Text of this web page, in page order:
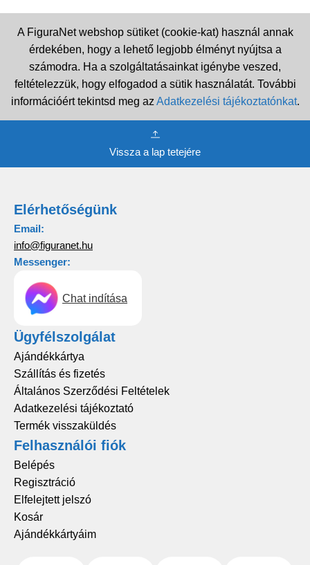
A FiguraNet webshop sütiket (cookie-kat) használ annak
érdekében, hogy a lehető legjobb élményt nyújtsa a
számodra. Ha a szolgáltatásainkat igénybe veszed,
feltételezzük, hogy elfogadod a sütik használatát. További
információért tekintsd meg az Adatkezelési tájékoztatónkat.
Vissza a lap tetejére
Elérhetőségünk
Email:
info@figuranet.hu
Messenger:
Chat indítása
Ügyfélszolgálat
Ajándékkártya
Szállítás és fizetés
Általános Szerződési Feltételek
Adatkezelési tájékoztató
Termék visszaküldés
Felhasználói fiók
Belépés
Regisztráció
Elfelejtett jelszó
Kosár
Ajándékkártyáim